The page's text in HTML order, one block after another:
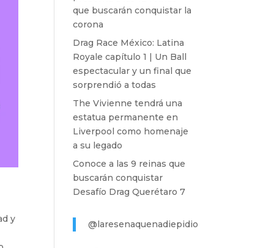
y
que buscarán conquistar la
corona
Drag Race México: Latina
Royale capítulo 1 | Un Ball
espectacular y un final que
sorprendió a todas
The Vivienne tendrá una
estatua permanente en
Liverpool como homenaje
a su legado
Conoce a las 9 reinas que
buscarán conquistar
Desafío Drag Querétaro 7
@laresenaquenadiepidio